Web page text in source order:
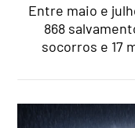
Entre maio e
868
socorros e 17